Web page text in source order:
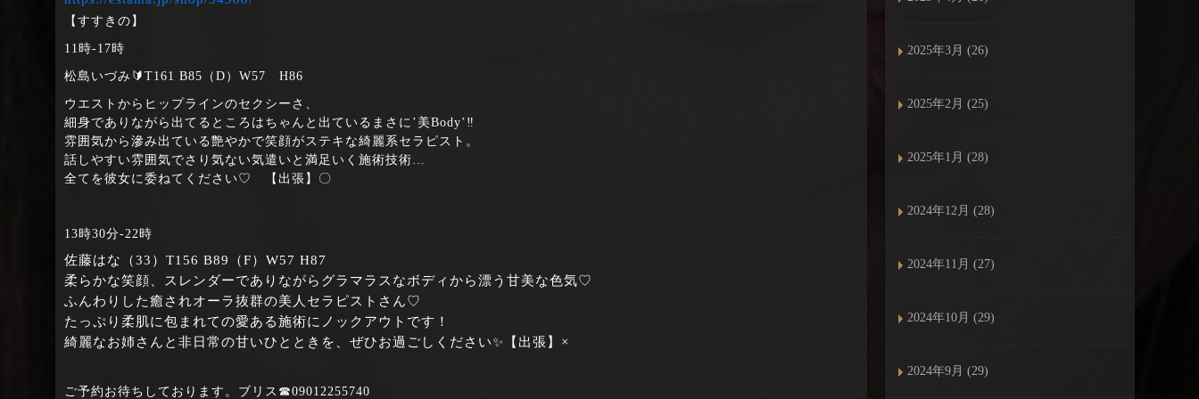
【すすきの】
11時‐17時
松島いづみ🔰T161 B85（D）W57 H86
ウエストからヒップラインのセクシーさ、
細身でありながら出てるところはちゃんと出ているまさに’美Body’‼
雰囲気から滲み出ている艶やかで笑顔がステキな綺麗系セラピスト。
話しやすい雰囲気でさり気ない気遣いと満足いく施術技術…
全てを彼女に委ねてください♡ 【出張】〇
13時30分‐22時
佐藤はな（33）T156 B89（F）W57 H87
柔らかな笑顔、スレンダーでありながらグラマラスなボディから漂う甘美な色気♡
ふんわりした癒されオーラ抜群の美人セラピストさん♡
たっぷり柔肌に包まれての愛ある施術にノックアウトです！
綺麗なお姉さんと非日常の甘いひとときを、ぜひお過ごしください✨【出張】×
ご予約お待ちしております。ブリス☎09012255740
2025年3月 (26)
2025年2月 (25)
2025年1月 (28)
2024年12月 (28)
2024年11月 (27)
2024年10月 (29)
2024年9月 (29)